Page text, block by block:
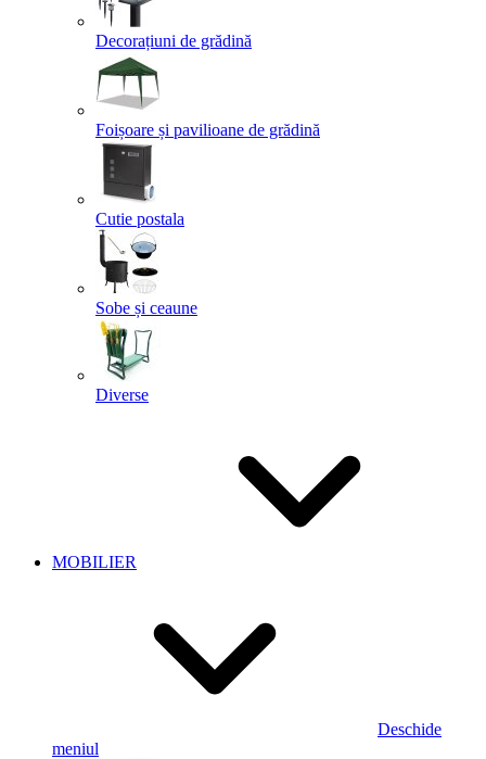
Decorațiuni de grădină
Foișoare și pavilioane de grădină
Cutie postala
Sobe și ceaune
Diverse
MOBILIER
Deschide
meniul